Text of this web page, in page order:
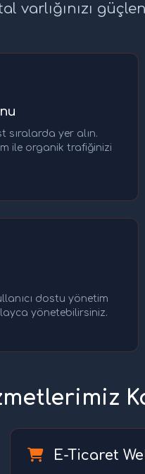
varlığınızı
sıralarda yer alın.
ile organik trafiğinizi
dostu yönetim
yönetebilirsiniz.
E-Ticaret